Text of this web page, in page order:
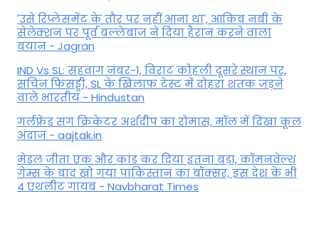
'उसे रिप्लेसमेंट के तौर पर नहीं आना था', आकिब नबी के
सेलेक्शन पर पूर्व बल्लेबाज ने दिया हैरान करने वाला
बयान - Jagran
IND Vs SL: सहवाग नंबर-1, विराट कोहली दूसरे स्थान पर,
सचिन फिसड्डी, SL के खिलाफ टेस्ट में दोहरा शतक जड़ने
वाले भारतीय - Hindustan
गर्लफ्रेंड संग क्रिकेटर अर्शदीप का रोमांस, मॉल में द‍िखा कूल
अंदाज - aajtak.in
मेडल जीता एक और कांड कर दिया इतना बड़ा, कॉमनवेल्थ
गेम्स के बाद खो गया पाकिस्तान का बॉक्सर, इस देश के भी
4 एथलीट गायब - Navbharat Times